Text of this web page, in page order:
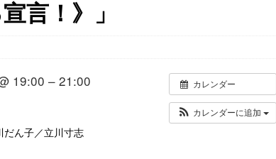
言！》」
カレンダー
カレンダーに追加
19:00 – 21:00
だん子／立川寸志